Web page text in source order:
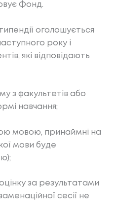
Фонд.
оголошується
року і
які відповідають
з факультетів або
навчання;
мовою, принаймні на
мови буде
за результатами
сесії не